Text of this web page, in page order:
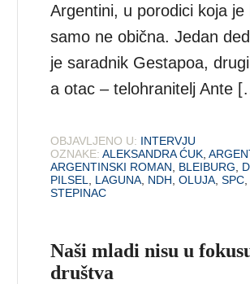
Argentini, u porodici koja je
samo ne obična. Jedan
je saradnik Gestapoa,
a otac – telohranitelj Ante
OBJAVLJENO U: INTERVJU
OZNAKE: ALEKSANDRA ĆUK ,
ARGENTINSKI ROMAN
BLEIBURG
PILSEL
LAGUNA NDH ,OLUJA ,SPC
STEPINAC
Naši mladi nisu u
društva